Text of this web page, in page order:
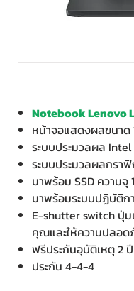
Notebook Lenovo
หน้าจอแสดงผลขนาด
ระบบประมวลผล
ระบบประมวลผลกรา
มาพร้อม SSD ความจุ
มาพร้อมระบบปฏิบัติก
E-shutter switch ปุ่
คุณและให้ความปลอด
ฟรีประกันอุบัติเหตุ 2
ประกัน 4-4-4